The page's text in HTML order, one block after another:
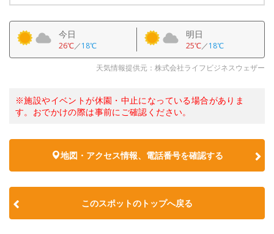
今日
26℃／18℃
明日
25℃／18℃
天気情報提供元：株式会社ライフビジネスウェザー
※施設やイベントが休園・中止になっている場合がありま
す。おでかけの際は事前にご確認ください。
地図・アクセス情報、電話番号を確認する
このスポットのトップへ戻る